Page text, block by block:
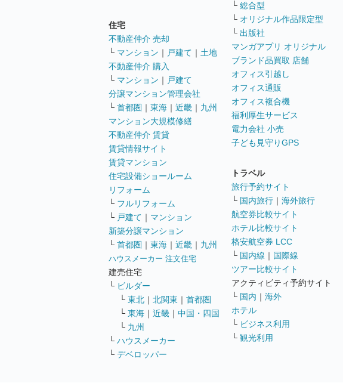
住宅
不動産仲介 売却
└ マンション ｜ 戸建て ｜ 土地
不動産仲介 購入
└ マンション ｜ 戸建て
分譲マンション管理会社
└ 首都圏 ｜ 東海 ｜ 近畿 ｜ 九州
マンション大規模修繕
不動産仲介 賃貸
賃貸情報サイト
賃貸マンション
住宅設備ショールーム
リフォーム
└ フルリフォーム
└ 戸建て ｜ マンション
新築分譲マンション
└ 首都圏 ｜ 東海 ｜ 近畿 ｜ 九州
ハウスメーカー 注文住宅
建売住宅
└ ビルダー
└ 東北 ｜ 北関東 ｜ 首都圏
└ 東海 ｜ 近畿 ｜ 中国・四国
└ 九州
└ ハウスメーカー
└ デベロッパー
└ 総合型
└ オリジナル作品限定型
└ 出版社
マンガアプリ オリジナル
ブランド品買取 店舗
オフィス引越し
オフィス通販
オフィス複合機
福利厚生サービス
電力会社 小売
子ども見守りGPS
トラベル
旅行予約サイト
└ 国内旅行 ｜ 海外旅行
航空券比較サイト
ホテル比較サイト
格安航空券 LCC
└ 国内線 ｜ 国際線
ツアー比較サイト
アクティビティ予約サイト
└ 国内 ｜ 海外
ホテル
└ ビジネス利用
└ 観光利用